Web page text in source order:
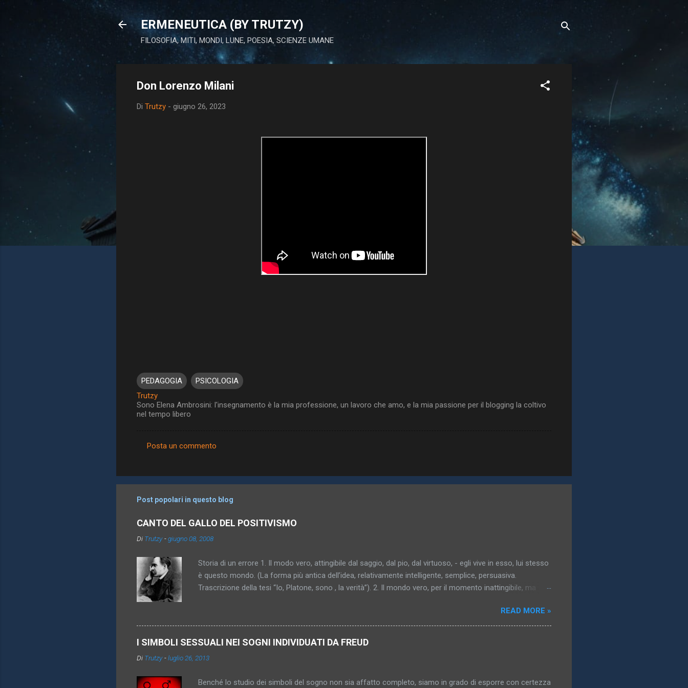
ERMENEUTICA (BY TRUTZY)
FILOSOFIA, MITI, MONDI, LUNE, POESIA, SCIENZE UMANE
Don Lorenzo Milani
Di Trutzy - giugno 26, 2023
PEDAGOGIA
PSICOLOGIA
Trutzy
Sono Elena Ambrosini: l'insegnamento è la mia professione, un lavoro che amo, e la mia passione per il blogging la coltivo
nel tempo libero
m
m
n
t
i
Posta un commento
Post popolari in questo blog
CANTO DEL GALLO DEL POSITIVISMO
Di Trutzy -giugno 08, 2008
Storia di un errore 1. Il modo vero, attingibile dal saggio, dal pio, dal virtuoso, - egli vive in esso, lui stesso
è questo mondo. (La forma più antica dell’idea, relativamente intelligente, semplice, persuasiva.
Trascrizione della tesi “Io, Platone, sono , la verità”). 2. Il mondo vero, per il momento inattingibile, ma
diventa più sottile, più capziosa, più inafferrabile – diventa donna, si cristallizza..). 3. Il mondo vero,
inattingibile, indimostrabile, impromettibile, ma già in quanto pensato una consolazione, un obbligo, un
imperativo. (In fondo l’antico sole, ma attraverso nebbia e scetticismo; l’idea sublimata,pallida, nordica,
anche sconosciuto. Di conseguenza neppure consolante, salvifico, vincolante: a che ci potrebbe
READ MORE »
I SIMBOLI SESSUALI NEI SOGNI INDIVIDUATI DA FREUD
Di Trutzy -luglio 26, 2013
Benché lo studio dei simboli del sogno non sia affatto completo, siamo in grado di esporre con certezza